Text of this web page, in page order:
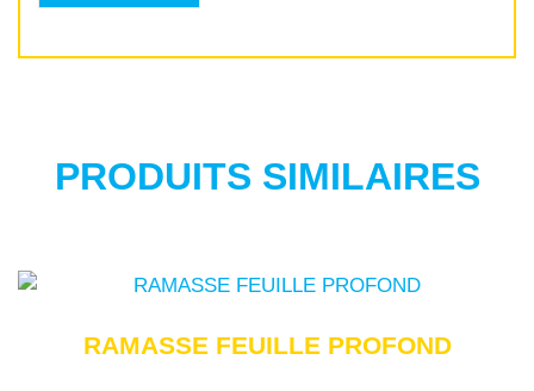
PRODUITS SIMILAIRES
RAMASSE FEUILLE PROFOND